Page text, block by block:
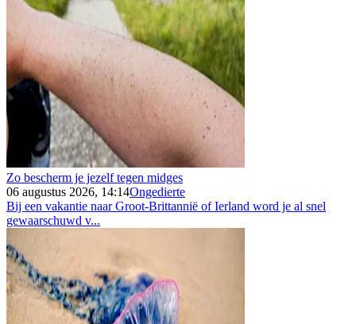
Zo bescherm je jezelf tegen midges
06 augustus 2026, 14:14Ongedierte
Bij een vakantie naar Groot-Brittannië of Ierland word je al snel
gewaarschuwd v...